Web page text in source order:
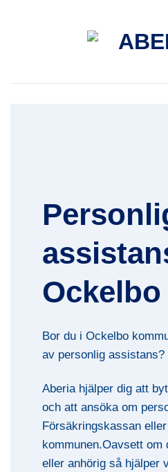
Ockelbo
Bor du i Ockelbo
av personlig assistans?
Aberia hjälper dig att
och att ansöka om
Försäkringskassan eller
kommunen.Oavsett om
eller anhörig så hjälper